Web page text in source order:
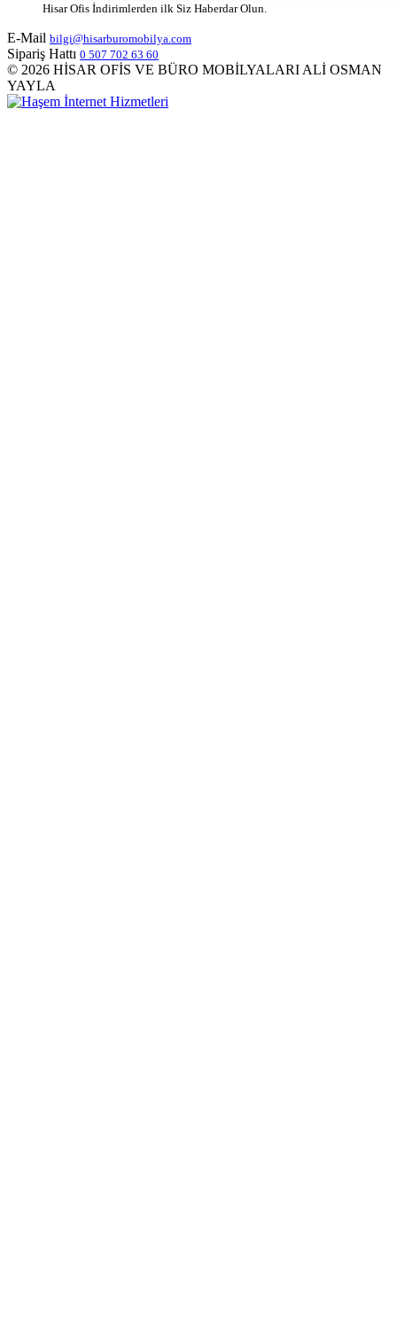
Hisar Ofis İndirimlerden ilk Siz Haberdar Olun.
E-Mail bilgi@hisarburomobilya.com
Sipariş Hattı 0 507 702 63 60
© 2026 HİSAR OFİS VE BÜRO MOBİLYALARI ALİ OSMAN
YAYLA